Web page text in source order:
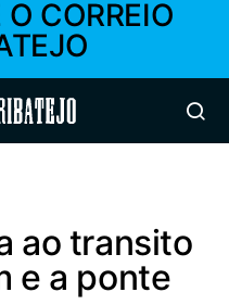
CORREIO
ao transito
e a ponte